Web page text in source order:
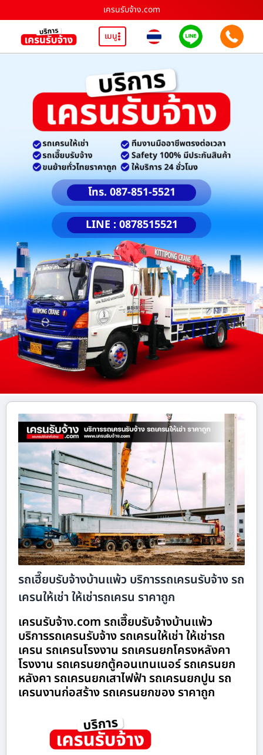
เครนรับจ้าง.com
เมนู
โทร. 087-851-5521
LINE : 0878515521
รถเฮี๊ยบรับจ้างบ้านแพ้ว บริการรถเครนรับจ้าง รถ
เครนให้เช่า ให้เช่ารถเครน ราคาถูก
เครนรับจ้าง.com รถเฮี๊ยบรับจ้างบ้านแพ้ว
บริการรถเครนรับจ้าง รถเครนให้เช่า ให้เช่ารถ
เครน รถเครนโรงงาน รถเครนยกโครงหลังคา
โรงงาน รถเครนยกตู้คอนเทนเนอร์ รถเครนยก
หลังคา รถเครนยกเสาไฟฟ้า รถเครนยกปูน รถ
เครนงานก่อสร้าง รถเครนยกของ ราคาถูก